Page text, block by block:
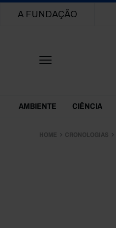
Main navigation
A FUNDAÇÃO
Themes Menu
AMBIENTE CIÊNCIA
HOME CRONOLOGIAS